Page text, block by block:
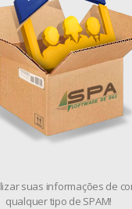
suas informações de
qualquer tipo de SPAM!